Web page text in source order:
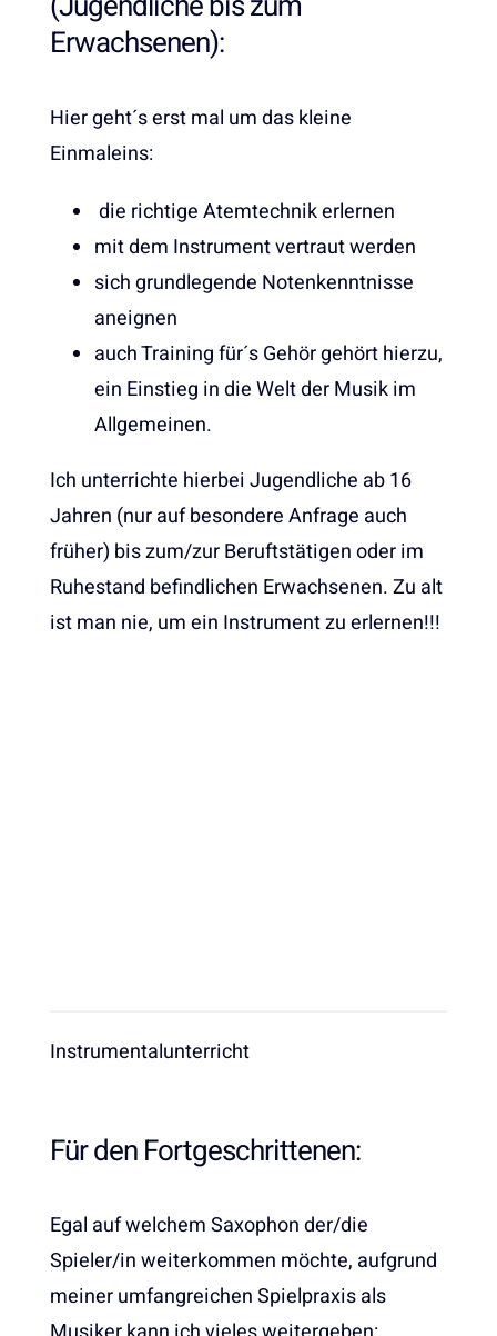
Erwachsenen):
Hier geht´s erst mal um das kleine
Einmaleins:
die richtige Atemtechnik erlernen
mit dem Instrument vertraut werden
sich grundlegende Notenkenntnisse
aneignen
auch Training für´s Gehör gehört hierzu,
ein Einstieg in die Welt der Musik im
Allgemeinen.
Ich unterrichte hierbei Jugendliche ab 16
Jahren (nur auf besondere Anfrage auch
früher) bis zum/zur Beruftstätigen oder im
Ruhestand befindlichen Erwachsenen. Zu alt
ist man nie, um ein Instrument zu erlernen!!!
Instrumentalunterricht
Für den Fortgeschrittenen:
Egal auf welchem Saxophon der/die
Spieler/in weiterkommen möchte, aufgrund
meiner umfangreichen Spielpraxis als